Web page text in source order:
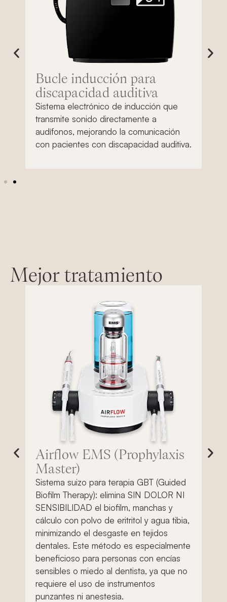
Bucle inducción para
discapacidad auditiva
Sistema electrónico de inducción que
transmite sonido directamente a
audífonos, mejorando la comunicación
con pacientes con discapacidad auditiva.
Mejor tratamiento
Airflow EMS (Prophylaxis
Master)
Sistema suizo para terapia GBT (Guided
Biofilm Therapy): elimina SIN DOLOR NI
SENSIBILIDAD el biofilm, manchas y
cálculo con polvo de eritritol y agua tibia,
minimizando el desgaste en tejidos
dentales. Este método es especialmente
beneficioso para personas con encías
sensibles o miedo al dentista, ya que no
requiere el uso de instrumentos
punzantes ni anestesia.